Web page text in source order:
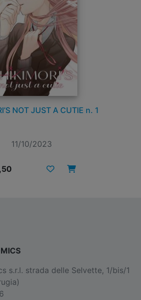
NOT JUST A CUTIE n. 1
11/10/2023
s.r.l. strada delle Selvette, 1/bis/1